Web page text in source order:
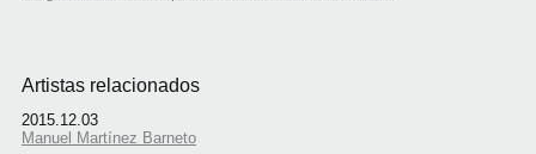
Artistas relacionados
2015.12.03
Manuel Martínez Barneto